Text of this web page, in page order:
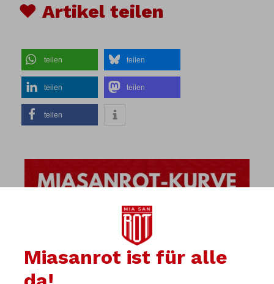
♥ Artikel teilen
teilen teilen
teilen teilen
teilen
Miasanrot ist für alle